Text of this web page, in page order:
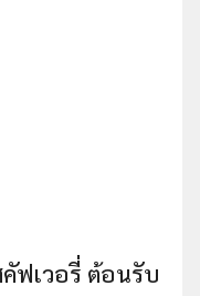
คัฟเวอรี่ ต้อนรับ